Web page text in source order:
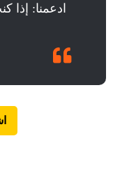
ادعمنا: إذا